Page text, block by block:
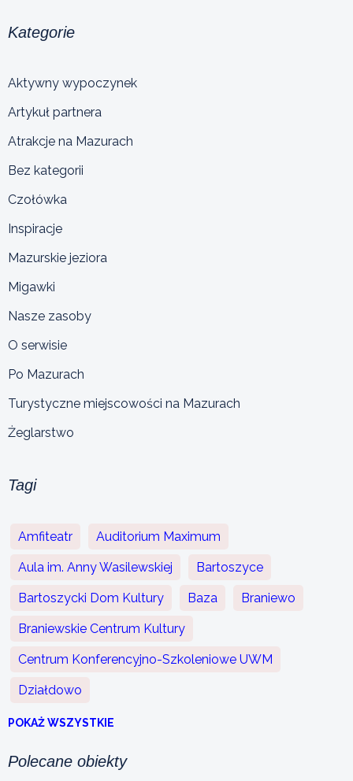
Kategorie
Aktywny wypoczynek
Artykuł partnera
Atrakcje na Mazurach
Bez kategorii
Czołówka
Inspiracje
Mazurskie jeziora
Migawki
Nasze zasoby
O serwisie
Po Mazurach
Turystyczne miejscowości na Mazurach
Żeglarstwo
Tagi
Amfiteatr Auditorium Maximum
Aula im. Anny Wasilewskiej Bartoszyce
Bartoszycki Dom Kultury Baza Braniewo
Braniewskie Centrum Kultury
Centrum Konferencyjno-Szkoleniowe UWM
Działdowo
POKAŻ WSZYSTKIE
Polecane obiekty